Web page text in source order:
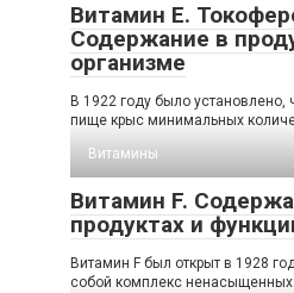
Витамин Е.
Содержание в
организме
В 1922 году было установлено,
пище крыс минимальных
Витамины
Витамин F.
продуктах и
Витамин F был открыт в 1928
собой комплекс ненасыщенных